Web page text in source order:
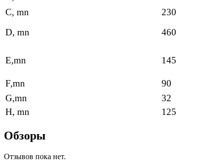
C, mn
230
D, mn
460
E,mn 145
F,mn
90
G,mn
32
H, mn
125
Обзоры
Отзывов пока нет.